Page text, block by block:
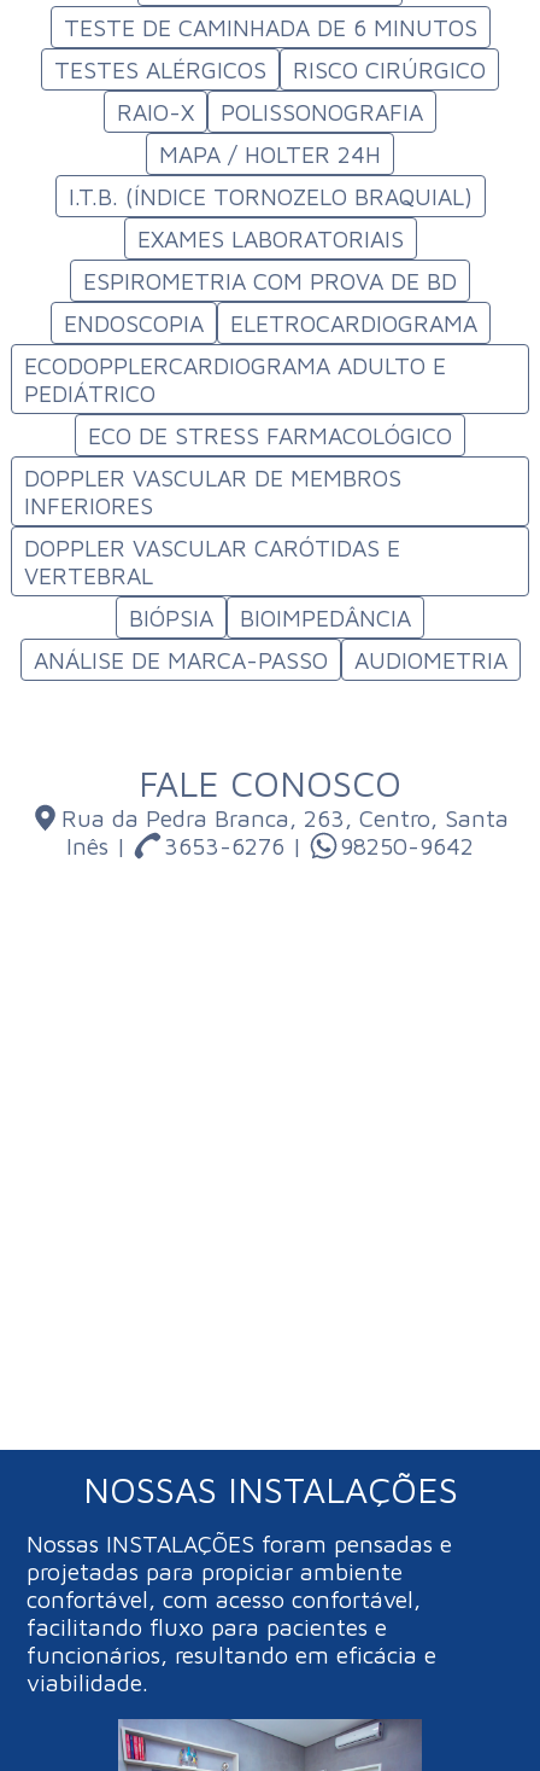
TESTE DE CAMINHADA DE 6 MINUTOS
TESTES ALÉRGICOS
RISCO CIRÚRGICO
RAIO-X
POLISSONOGRAFIA
MAPA / HOLTER 24H
I.T.B. (ÍNDICE TORNOZELO BRAQUIAL)
EXAMES LABORATORIAIS
ESPIROMETRIA COM PROVA DE BD
ENDOSCOPIA
ELETROCARDIOGRAMA
ECODOPPLERCARDIOGRAMA ADULTO E
PEDIÁTRICO
ECO DE STRESS FARMACOLÓGICO
DOPPLER VASCULAR DE MEMBROS
INFERIORES
DOPPLER VASCULAR CARÓTIDAS E
VERTEBRAL
BIÓPSIA
BIOIMPEDÂNCIA
ANÁLISE DE MARCA-PASSO
AUDIOMETRIA
FALE CONOSCO
Rua da Pedra Branca, 263, Centro, Santa
Inês |
3653-6276 | 98250-9642
NOSSAS INSTALAÇÕES
Nossas INSTALAÇÕES foram pensadas e
projetadas para propiciar ambiente
confortável, com acesso confortável,
facilitando fluxo para pacientes e
funcionários, resultando em eficácia e
viabilidade.